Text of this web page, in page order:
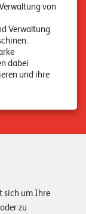
von
Verwaltung
dabei
und ihre
sich um Ihre
zu